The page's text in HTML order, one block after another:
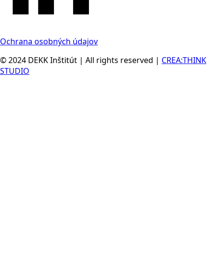
Ochrana osobných údajov
© 2024 DEKK Inštitút | All rights reserved | CREA:THINK
STUDIO